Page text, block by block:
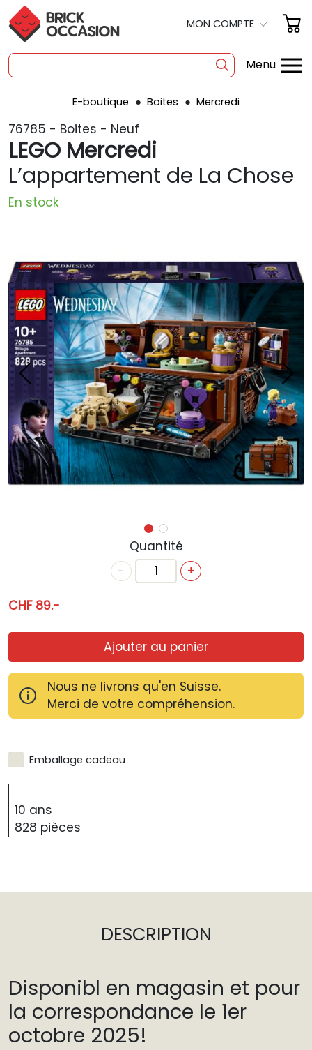
MON COMPTE
Menu
SHOP
BOITES
À LA PIÈCE
A PROPOS
ACTUALITÉS
ANNIVERSAIRE
BONS CADEAUX
CONTACT
E-boutique Boites Mercredi
76785 - Boites - Neuf
LEGO Mercredi
L’appartement de La Chose
En stock
Quantité
-
+
CHF 89.-
Ajouter au panier
Nous ne livrons qu'en Suisse.
Merci de votre compréhension.
Emballage cadeau
10 ans
828 pièces
DESCRIPTION
Disponibl en magasin et pour
la correspondance le 1er
octobre 2025!